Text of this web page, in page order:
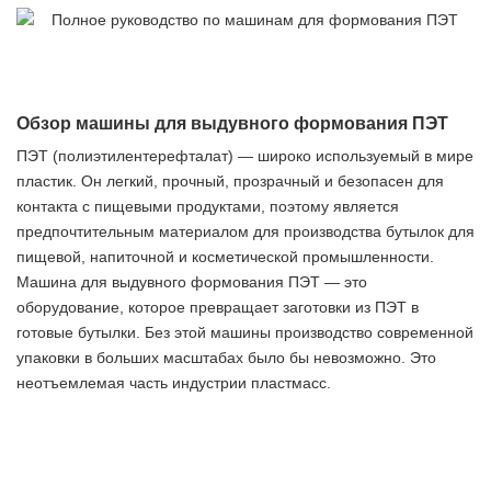
Обзор машины для выдувного формования ПЭТ
ПЭТ (полиэтилентерефталат) — широко используемый в мире
пластик. Он легкий, прочный, прозрачный и безопасен для
контакта с пищевыми продуктами, поэтому является
предпочтительным материалом для производства бутылок для
пищевой, напиточной и косметической промышленности.
Машина для выдувного формования ПЭТ — это
оборудование, которое превращает заготовки из ПЭТ в
готовые бутылки. Без этой машины производство современной
упаковки в больших масштабах было бы невозможно. Это
неотъемлемая часть индустрии пластмасс.